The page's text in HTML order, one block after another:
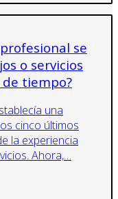
se
o servicios
tiempo?
una
cinco últimos
la experiencia
Ahora,…